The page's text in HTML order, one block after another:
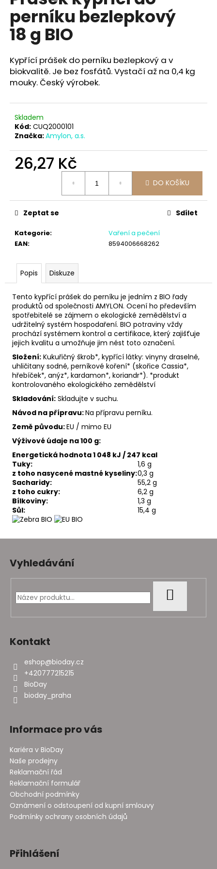
5
hvězdiček.
perníku bezlepkový
18 g BIO
Kypřící prášek do perníku bezlepkový a v
biokvalitě. Je bez fosfátů. Vystačí až na 0,4 kg
mouky. Český výrobek.
Skladem
Kód: CUQ2000101
Značka:Amylon, a.s.
26,27 Kč
DO KOŠÍKU
Kategorie:
Vaření a pečení
EAN: 8594006668262
Zeptat se Sdílet
Popis Diskuze
Tento kypřící prášek do perníku je jedním z BIO řady
produktů od společnosti AMYLON. Ocení ho především
spotřebitelé se zájmem o ekologické zemědělství a
udržitelný systém hospodaření. BIO potraviny vždy
prochází systémem kontrol a certifikace, který zajišťuje
jejich kvalitu a umožňuje jim nést toto označení.
Složení: Kukuřičný škrob*, kypřící látky: vinyny draselné,
uhličitany sodné, perníkové koření* (skořice Cassia*,
hřebíček*, anýz*, kardamon*, koriandr*). *produkt
kontrolovaného ekologického zemědělství
Skladování: Skladujte v suchu.
Návod na přípravu:Na přípravu perníku.
Země původu:EU / mimo EU
Výživové údaje na 100 g:
Energetická hodnota 1 048 kJ / 247 kcal
Tuky:
1,6 g
z toho nasycené mastné kyseliny:0,3 g
Sacharidy:
55,2 g
z toho cukry:
6,2 g
Bílkoviny:
1,3 g
Sůl:
15,4 g
a
j
í
?
D
o
r
u
č
u
m
Vyhledávání
Kontakt
eshop@bioday.cz
+420777215215
BioDay
bioday_praha
Informace pro vás
Kariéra v BioDay
Naše prodejny
Reklamační řád
Reklamační formulář
Obchodní podmínky
Oznámení o odstoupení od kupní smlouvy
Podmínky ochrany osobních údajů
Přihlášení